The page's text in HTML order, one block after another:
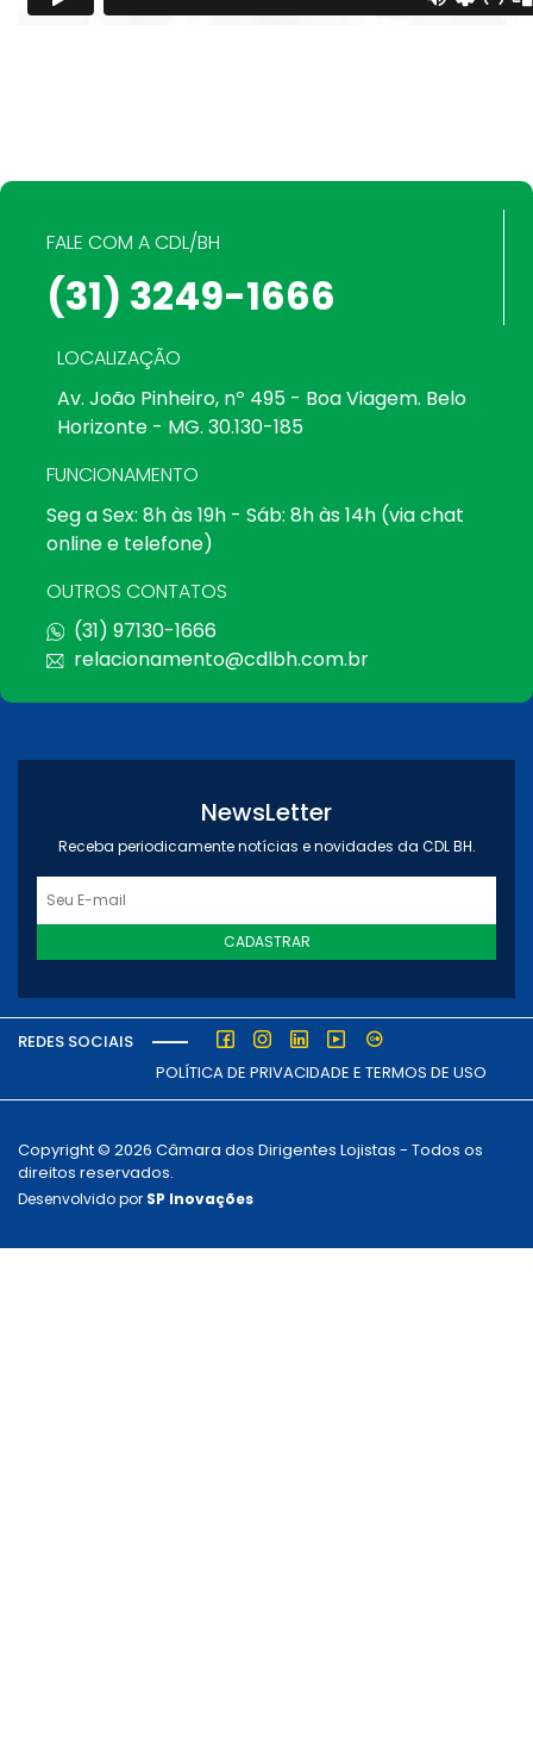
FALE COM A CDL/BH
(31) 3249-1666
LOCALIZAÇÃO
Av. João Pinheiro, nº 495 - Boa Viagem. Belo
Horizonte - MG. 30.130-185
FUNCIONAMENTO
Seg a Sex: 8h às 19h - Sáb: 8h às 14h (via chat
online e telefone)
OUTROS CONTATOS
(31) 97130-1666
relacionamento@cdlbh.com.br
NewsLetter
Receba periodicamente notícias e novidades da CDL BH.
CADASTRAR
REDES SOCIAIS
POLÍTICA DE PRIVACIDADE E TERMOS DE USO
Copyright © 2026 Câmara dos Dirigentes Lojistas - Todos os
direitos reservados.
Desenvolvido por SP Inovações